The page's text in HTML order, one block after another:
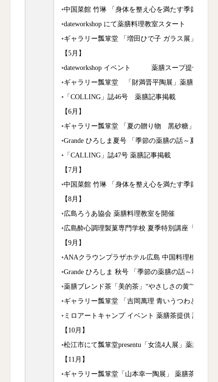
◦中国菜館 竹琳 「身体を整え心を満たす季節の
◦dateworkshop にて薬膳料理教室スタート
◦ギャラリー瓢箪堂 「増田ひで子 ガラス展」薬膳
【5月】
◦dateworkshop イベント 薬膳スープ提供
◦ギャラリー瓢箪堂 「財満晋平陶展」薬膳茶＆薬
◦「COLLING」誌46号 薬膳記事掲載
【6月】
◦ギャラリー瓢箪堂 「夏の贈り物 黒砂糖」 薬膳
◦Grande ひろしま夏号 「季節の薬膳の話～夏～」
◦「CALLING」誌47号 薬膳記事掲載
【7月】
◦中国菜館 竹琳 「身体を整え心を満たす季節の
【8月】
◦広島ろうあ協会 薬膳料理教室を開催
◦広島酔心調理製菓専門学校 夏季特別講座「薬膳
【9月】
◦ANAクラウンプラザホテル広島 中国料理桃李「
◦Grande ひろしま 秋号 「季節の薬膳の話～秋～」
◦薬膳ブレンド茶「美的茶」“やさしさの黄”“うる
◦ギャラリー瓢箪堂 「吉岡萬理 青いうつわとシー
◦ミロアートキャンプ イベント 薬膳茶提供 講師
【10月】
◦松江市にて瓢箪堂presentu「女流4人展」薬膳茶を
【11月】
◦ギャラリー瓢箪堂「山本幸一陶展」 薬膳茶&薬膳